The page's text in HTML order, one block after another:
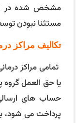
مشخص شده در
مستثنا نبودن
تکالیف مراکز
یا حق ‌العمل
‌حساب‌ های
پرداخت می ‌شود،